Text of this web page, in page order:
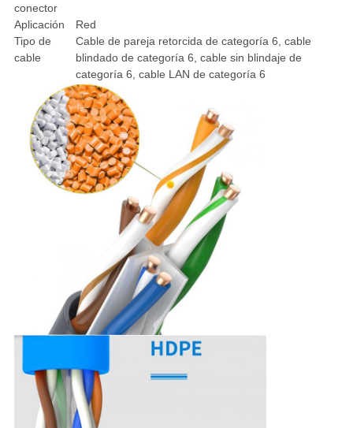
conector
Aplicación
Red
Tipo de
cable
Cable de pareja retorcida de categoría 6, cable
blindado de categoría 6, cable sin blindaje de
categoría 6, cable LAN de categoría 6